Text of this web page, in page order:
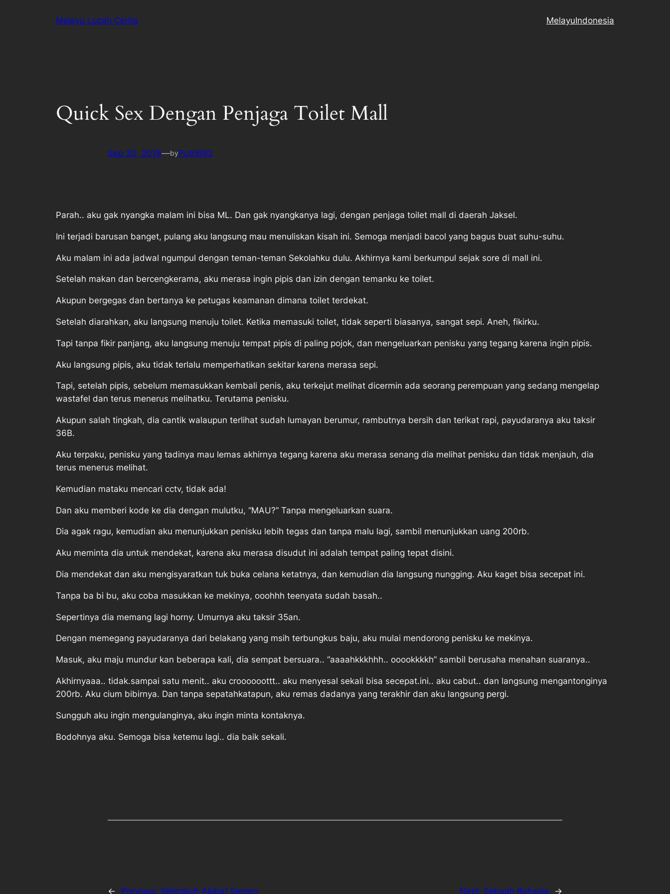
Melayu Lucah Cerita MelayuIndonesia
Quick Sex Dengan Penjaga Toilet Mall
Sep 30, 2019—byPutri692
Parah.. aku gak nyangka malam ini bisa ML. Dan gak nyangkanya lagi, dengan penjaga toilet mall di daerah Jaksel.
Ini terjadi barusan banget, pulang aku langsung mau menuliskan kisah ini. Semoga menjadi bacol yang bagus buat suhu-suhu.
Aku malam ini ada jadwal ngumpul dengan teman-teman Sekolahku dulu. Akhirnya kami berkumpul sejak sore di mall ini.
Setelah makan dan bercengkerama, aku merasa ingin pipis dan izin dengan temanku ke toilet.
Akupun bergegas dan bertanya ke petugas keamanan dimana toilet terdekat.
Setelah diarahkan, aku langsung menuju toilet. Ketika memasuki toilet, tidak seperti biasanya, sangat sepi. Aneh, fikirku.
Tapi tanpa fikir panjang, aku langsung menuju tempat pipis di paling pojok, dan mengeluarkan penisku yang tegang karena ingin pipis.
Aku langsung pipis, aku tidak terlalu memperhatikan sekitar karena merasa sepi.
Tapi, setelah pipis, sebelum memasukkan kembali penis, aku terkejut melihat dicermin ada seorang perempuan yang sedang mengelap
wastafel dan terus menerus melihatku. Terutama penisku.
Akupun salah tingkah, dia cantik walaupun terlihat sudah lumayan berumur, rambutnya bersih dan terikat rapi, payudaranya aku taksir
36B.
Aku terpaku, penisku yang tadinya mau lemas akhirnya tegang karena aku merasa senang dia melihat penisku dan tidak menjauh, dia
terus menerus melihat.
Kemudian mataku mencari cctv, tidak ada!
Dan aku memberi kode ke dia dengan mulutku, “MAU?” Tanpa mengeluarkan suara.
Dia agak ragu, kemudian aku menunjukkan penisku lebih tegas dan tanpa malu lagi, sambil menunjukkan uang 200rb.
Aku meminta dia untuk mendekat, karena aku merasa disudut ini adalah tempat paling tepat disini.
Dia mendekat dan aku mengisyaratkan tuk buka celana ketatnya, dan kemudian dia langsung nungging. Aku kaget bisa secepat ini.
Tanpa ba bi bu, aku coba masukkan ke mekinya, ooohhh teenyata sudah basah..
Sepertinya dia memang lagi horny. Umurnya aku taksir 35an.
Dengan memegang payudaranya dari belakang yang msih terbungkus baju, aku mulai mendorong penisku ke mekinya.
Masuk, aku maju mundur kan beberapa kali, dia sempat bersuara.. “aaaahkkkhhh.. ooookkkkh” sambil berusaha menahan suaranya..
Akhirnyaaa.. tidak.sampai satu menit.. aku croooooottt.. aku menyesal sekali bisa secepat.ini.. aku cabut.. dan langsung mengantonginya
200rb. Aku cium bibirnya. Dan tanpa sepatahkatapun, aku remas dadanya yang terakhir dan aku langsung pergi.
Sungguh aku ingin mengulanginya, aku ingin minta kontaknya.
Bodohnya aku. Semoga bisa ketemu lagi.. dia baik sekali.
← Previous: Selingkuh Akibat Senam Next: Sebuah Rahasia →